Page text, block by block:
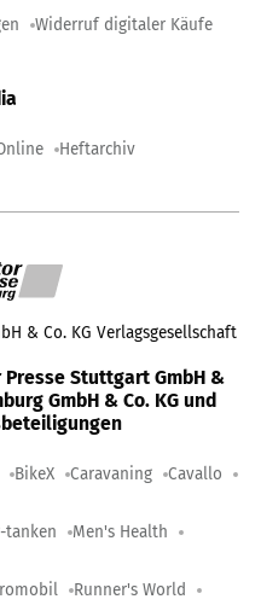
Widerruf digitaler Käufe
Heftarchiv
& Co. KG Verlagsgesellschaft
Stuttgart GmbH &
GmbH & Co. KG und
BikeX Caravaning Cavallo
tanken Men's Health
Runner's World